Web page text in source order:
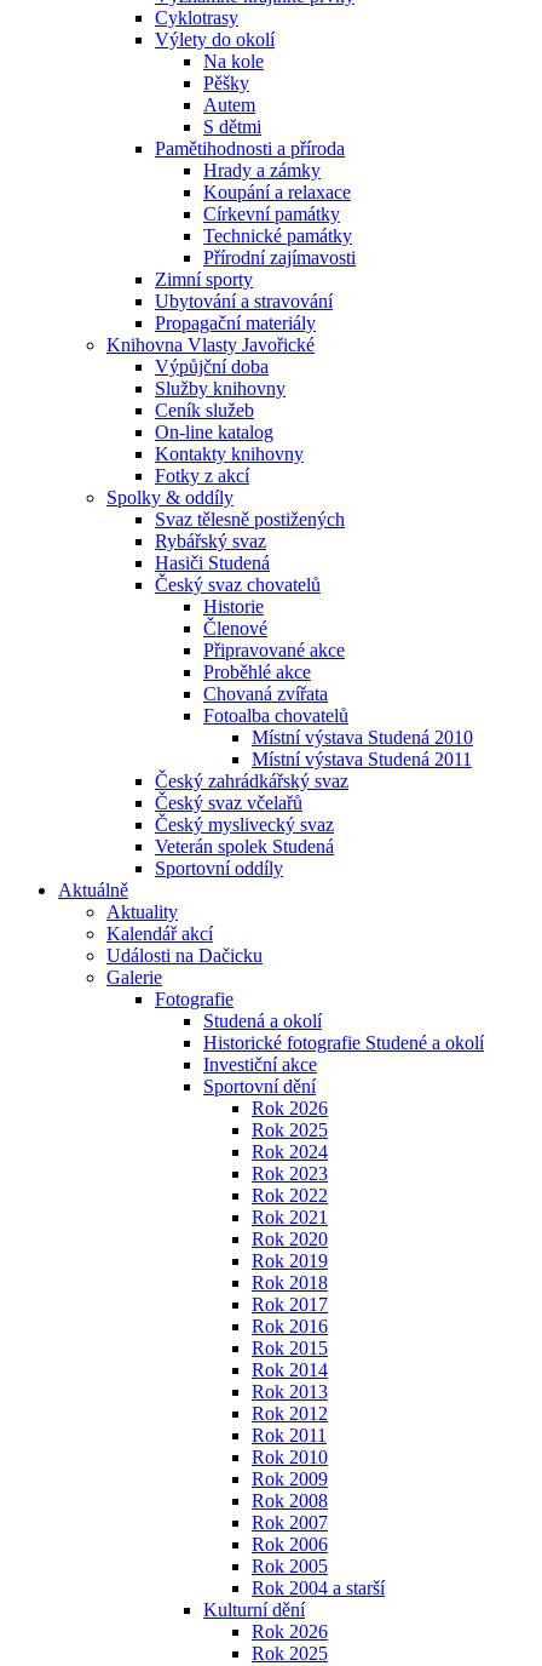
Cyklotrasy
Výlety do okolí
Na kole
Pěšky
Autem
S dětmi
Pamětihodnosti a příroda
Hrady a zámky
Koupání a relaxace
Církevní památky
Technické památky
Přírodní zajímavosti
Zimní sporty
Ubytování a stravování
Propagační materiály
Knihovna Vlasty Javořické
Výpůjční doba
Služby knihovny
Ceník služeb
On-line katalog
Kontakty knihovny
Fotky z akcí
Spolky & oddíly
Svaz tělesně postižených
Rybářský svaz
Hasiči Studená
Český svaz chovatelů
Historie
Členové
Připravované akce
Proběhlé akce
Chovaná zvířata
Fotoalba chovatelů
Místní výstava Studená 2010
Místní výstava Studená 2011
Český zahrádkářský svaz
Český svaz včelařů
Český myslivecký svaz
Veterán spolek Studená
Sportovní oddíly
Aktuálně
Aktuality
Kalendář akcí
Události na Dačicku
Galerie
Fotografie
Studená a okolí
Historické fotografie Studené a okolí
Investiční akce
Sportovní dění
Rok 2026
Rok 2025
Rok 2024
Rok 2023
Rok 2022
Rok 2021
Rok 2020
Rok 2019
Rok 2018
Rok 2017
Rok 2016
Rok 2015
Rok 2014
Rok 2013
Rok 2012
Rok 2011
Rok 2010
Rok 2009
Rok 2008
Rok 2007
Rok 2006
Rok 2005
Rok 2004 a starší
Kulturní dění
Rok 2026
Rok 2025